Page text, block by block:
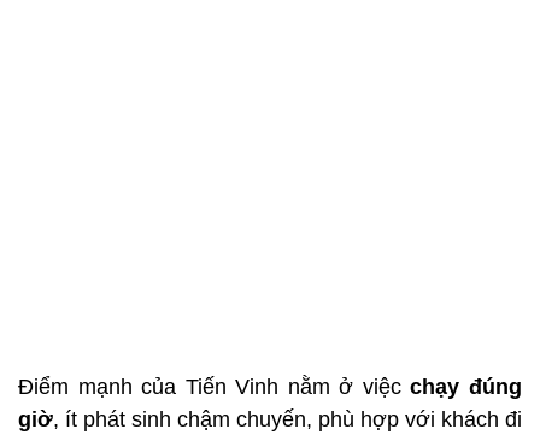
Điểm mạnh của Tiến Vinh nằm ở việcchạy đúng
giờ, ít phát sinh chậm chuyến, phù hợp với khách đi